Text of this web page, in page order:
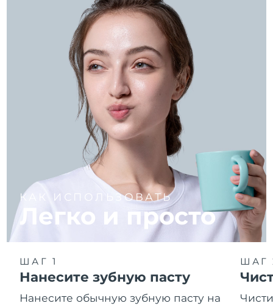
КАК ИСПОЛЬЗОВАТЬ
Легко и просто
ШАГ 1
Нанесите зубную пасту
Нанесите обычную зубную пасту на
ШАГ